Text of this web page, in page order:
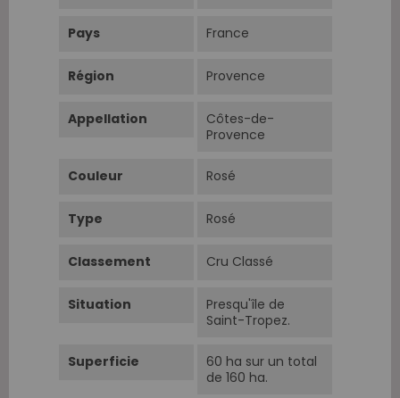
Pays France
Région Provence
Appellation
Côtes-de-
Provence
Couleur Rosé
Type Rosé
Classement Cru Classé
Situation
Presqu'île de
Saint-Tropez.
Superficie
60 ha sur un total
de 160 ha.